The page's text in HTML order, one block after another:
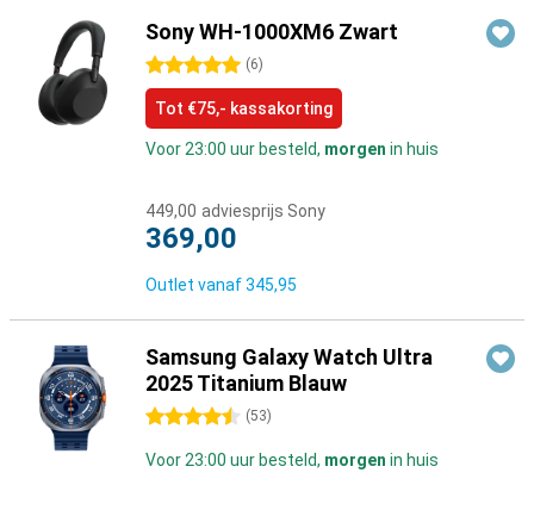
Sony WH-1000XM6 Zwart
5 sterren (6)
Tot €75,- kassakorting
Voor 23:00 uur besteld, morgen in huis
449,00 adviesprijs Sony
369,00
Outlet vanaf345,95
Samsung Galaxy Watch Ultra
2025 Titanium Blauw
4.5 sterren (53)
Voor 23:00 uur besteld, morgen in huis